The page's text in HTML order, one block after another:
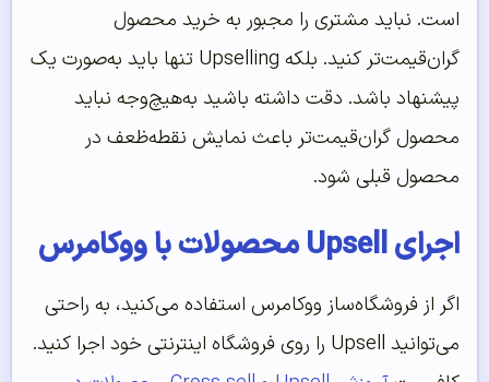
است. نباید مشتری را مجبور به خرید محصول
گران‌قیمت‌تر کنید. بلکه Upselling تنها باید به‌صورت یک
پیشنهاد باشد. دقت داشته باشید به‌هیچ‌وجه نباید
محصول گران‌قیمت‌تر باعث نمایش نقطه‌ظعف در
محصول قبلی شود.
اجرای Upsell محصولات با ووکامرس
اگر از فروشگاه‌ساز ووکامرس استفاده می‌کنید، به راحتی
می‌توانید Upsell را روی فروشگاه اینترنتی خود اجرا کنید.